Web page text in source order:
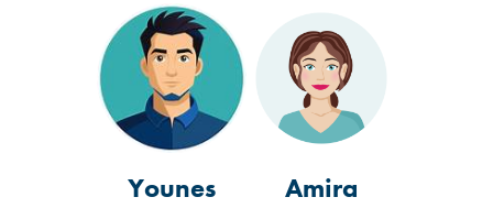
Younes Amira